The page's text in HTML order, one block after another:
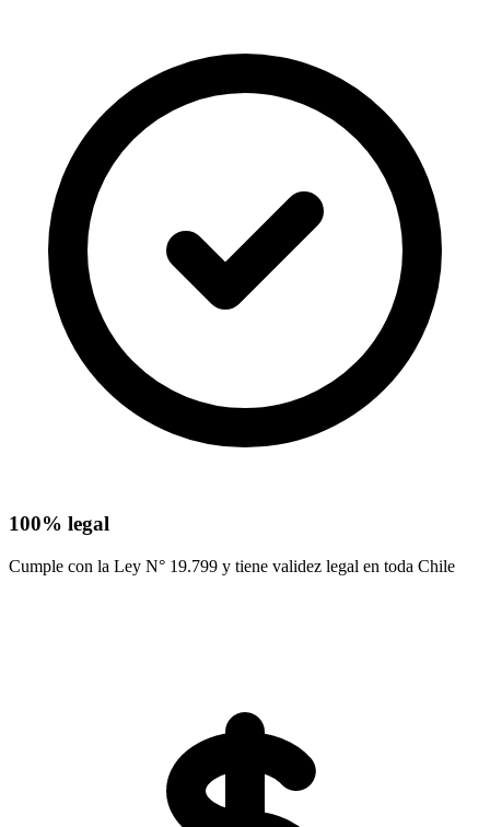
100% legal
Cumple con la Ley N° 19.799 y tiene validez legal en toda Chile